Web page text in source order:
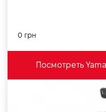
0 грн
Посмотреть